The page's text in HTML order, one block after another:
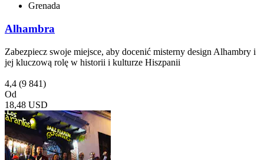
Grenada
Alhambra
Zabezpiecz swoje miejsce, aby docenić misterny design Alhambry i
jej kluczową rolę w historii i kulturze Hiszpanii
4,4 (9 841)
Od
18,48 USD